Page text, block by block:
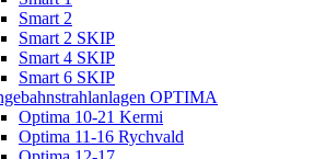
Smart 2
Smart 2 SKIP
Smart 4 SKIP
Smart 6 SKIP
OPTIMA
Optima 10-21 Kermi
Optima 11-16 Rychvald